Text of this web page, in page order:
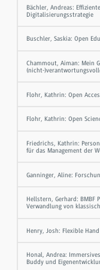
Bächler, Andreas:
Digitalisierungsstrategie
Buschler, Saskia: Open
Chammout, Aiman: Mein
(nicht-
Flohr, Kathrin: Open
Flohr, Kathrin: Open
Friedrichs, Kathrin:
für das Management der
Ganninger, Aline:
Hellstern, Gerhard: BMBF
Verwandlung von
Henry, Josh: Flexible
Honal, Andrea:
Buddy und